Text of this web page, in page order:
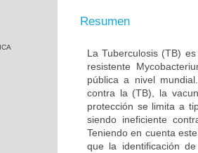
Resumen
La Tuberculosis (TB)
resistente
pública a nivel
contra la (TB), la
protección se limita a
siendo ineficiente
Teniendo en cuenta
que la identificación